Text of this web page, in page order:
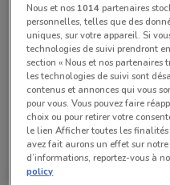
Boulanger
Valable jusqu'au 29/09
Nous et nos 1014partenaires
personnelles, telles que des
uniques, sur votre appareil. Si
technologies de suivi prendront
section « Nous et nos partenaires
les technologies de suivi sont
contenus et annonces qui vous
pour vous. Vous pouvez faire
choix ou pour retirer votre
le lien Afficher toutes les finalités
avez fait aurons un effet sur
d’informations, reportez-vous à
policy